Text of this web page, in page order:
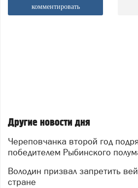
комментировать
Другие новости дня
Череповчанка второй год подряд становится
победителем Рыбинского
Володин призвал запретить вейпы по всей
стране